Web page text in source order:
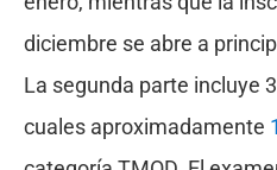
diciembre se abre a
La segunda parte incluye
cuales aproximadamente